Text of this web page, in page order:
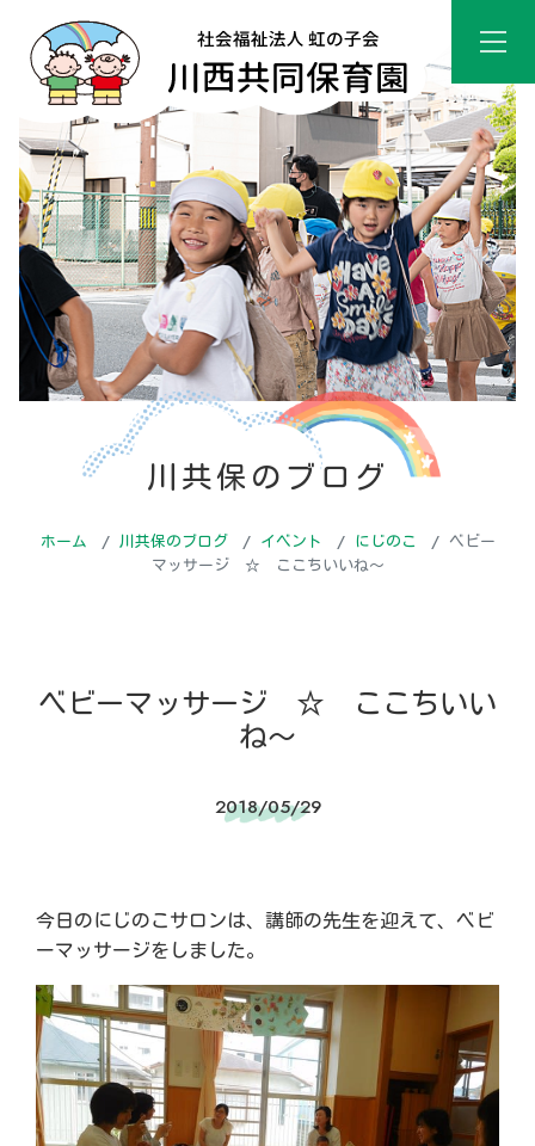
川共保のブログ
ホーム 川共保のブログ イベント にじのこ
ベビー
マッサージ ☆ ここちいいね～
ベビーマッサージ ☆ ここちいい
ね～
2018/05/29
今日のにじのこサロンは、講師の先生を迎えて、ベビ
ーマッサージをしました。